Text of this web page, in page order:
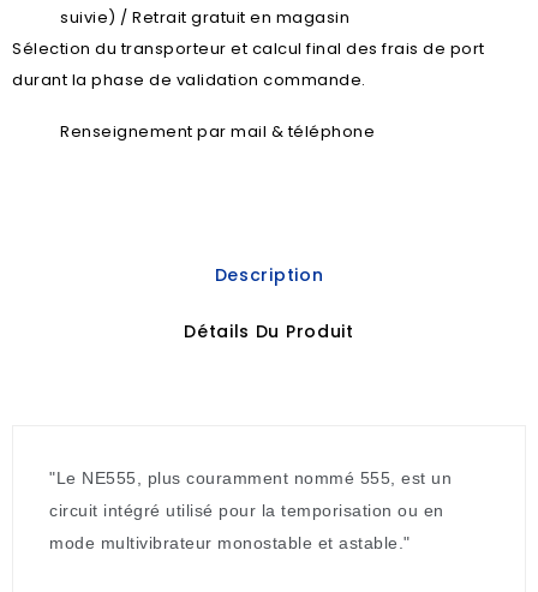
suivie) / Retrait gratuit en magasin
Sélection du transporteur et calcul final des frais de port
durant la phase de validation commande.
Renseignement par mail & téléphone
Description
Détails Du Produit
"Le NE555, plus couramment nommé 555, est un
circuit intégré utilisé pour la temporisation ou en
mode multivibrateur monostable et astable."